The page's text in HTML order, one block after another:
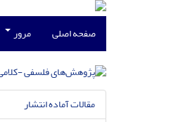
صفحه اصلی مرور
مقالات آماده انتشار